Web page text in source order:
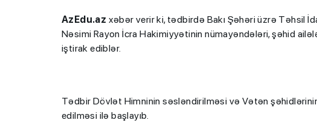
AzEdu.az xəbər verir ki, tədbirdə Bakı Şəhəri üzrə Təhsil
Nəsimi Rayon İcra Hakimiyyətinin nümayəndələri, şəhid
iştirak ediblər.
Tədbir Dövlət Himninin səsləndirilməsi və Vətən
edilməsi ilə başlayıb.